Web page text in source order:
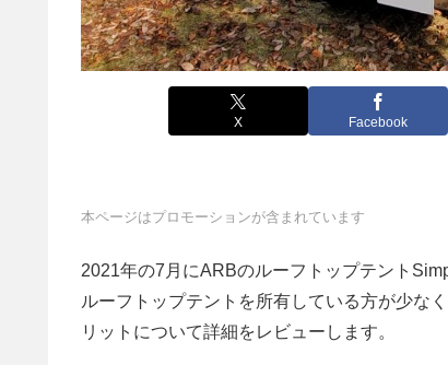
X Facebook
本ページはプロモーションが含まれています
2021年の7月にARBのルーフトップテント
ルーフトップテントを所有している方が少な
リットについて詳細をレビューします。